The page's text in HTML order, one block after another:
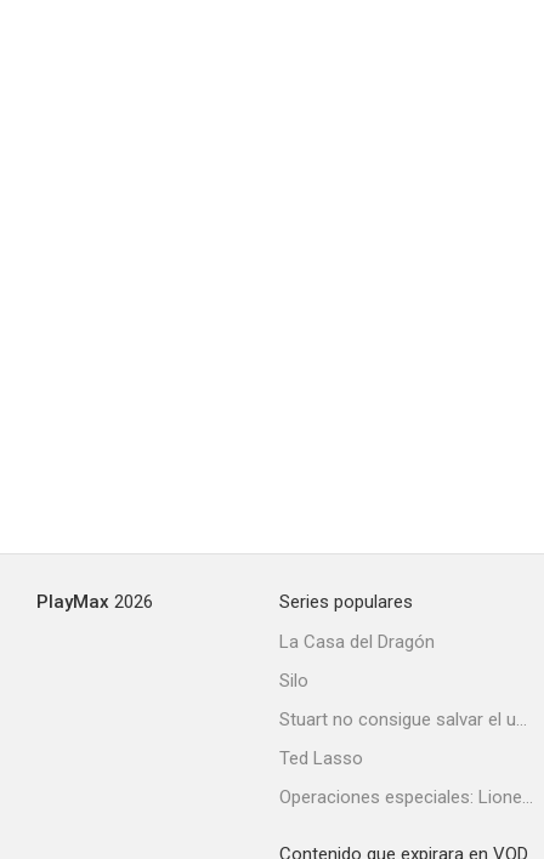
PlayMax 2026
Series populares
La Casa del Dragón
Silo
Stuart no consigue salvar el universo
Ted Lasso
Operaciones especiales: Lioness
Contenido que expirara en VOD